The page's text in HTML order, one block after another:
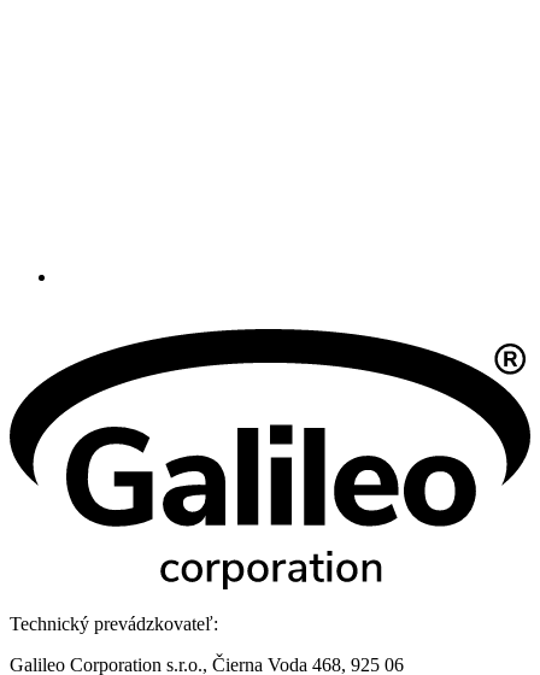
Technický prevádzkovateľ:
Galileo Corporation s.r.o., Čierna Voda 468, 925 06